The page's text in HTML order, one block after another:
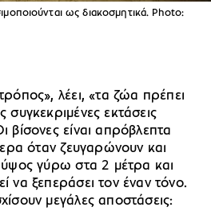
ως διακοσμητικά. Photo:
λέει, «τα ζώα πρέπει
συγκεκριμένες εκτάσεις
βίσονες είναι απρόβλεπτα
όταν ζευγαρώνουν και
ύψος γύρω στα 2 μέτρα και
να ξεπεράσει τον έναν τόνο.
μεγάλες αποστάσεις: